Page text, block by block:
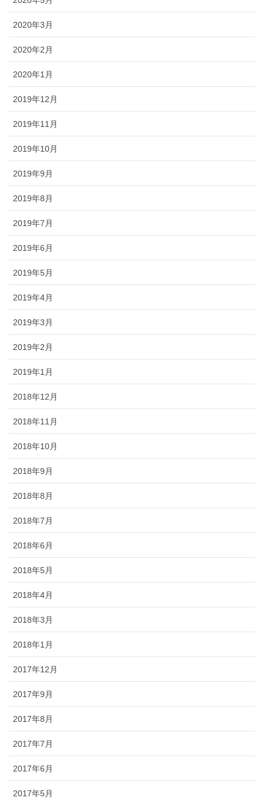
2020年3月
2020年2月
2020年1月
2019年12月
2019年11月
2019年10月
2019年9月
2019年8月
2019年7月
2019年6月
2019年5月
2019年4月
2019年3月
2019年2月
2019年1月
2018年12月
2018年11月
2018年10月
2018年9月
2018年8月
2018年7月
2018年6月
2018年5月
2018年4月
2018年3月
2018年1月
2017年12月
2017年9月
2017年8月
2017年7月
2017年6月
2017年5月